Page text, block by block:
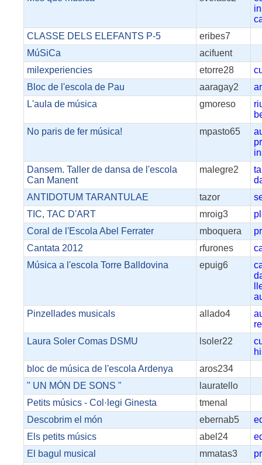
CLASSE DELS ELEFANTS P-5
eribes7
MúSiCa
acifuent
milexperiencies
etorre28
Bloc de l'escola de Pau
aaragay2
L'aula de música
gmoreso
No paris de fer música!
mpasto65
Dansem. Taller de dansa de l'escola
Can Manent
malegre2
ANTIDOTUM TARANTULAE
tazor
TIC, TAC D'ART
mroig3
Coral de l'Escola Abel Ferrater
mboquera
Cantata 2012
rfurones
Música a l'escola Torre Balldovina
epuig6
Pinzellades musicals
allado4
Laura Soler Comas DSMU
lsoler22
bloc de música de l'escola Ardenya
aros234
" UN MÓN DE SONS "
lauratello
Petits músics - Col·legi Ginesta
tmenal
Descobrim el món
ebernab5
Els petits músics
abel24
El bagul musical
mmatas3